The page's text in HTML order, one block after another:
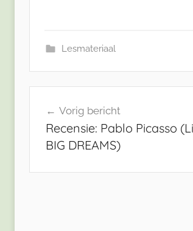
Lesmateriaal
navigatie
Vorig bericht
Recensie: Pablo Picasso
BIG DREAMS)